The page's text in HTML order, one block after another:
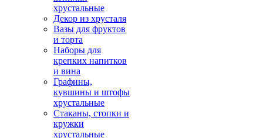
хрустальные
Декор из хрусталя
Вазы для фруктов
и торта
Наборы для
крепких напитков
и вина
Графины,
кувшины и штофы
хрустальные
Стаканы, стопки и
кружки
хрустальные